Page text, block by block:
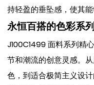
持轻盈的垂坠感，使其能
永恒百搭的色彩系列
J100C1499 面料系列精
节和潮流的创意灵感。
色，到适合极简主义设